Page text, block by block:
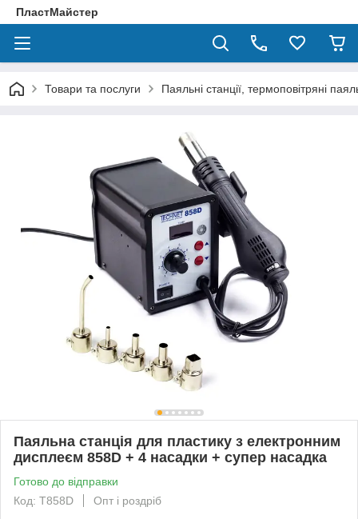
ПластМайстер
Товари та послуги Паяльні станції, термоповітряні
Паяльна станція для пластику з електронним
дисплеєм 858D + 4 насадки + супер насадка
Готово до відправки
Код: Т858D
Опт і роздріб